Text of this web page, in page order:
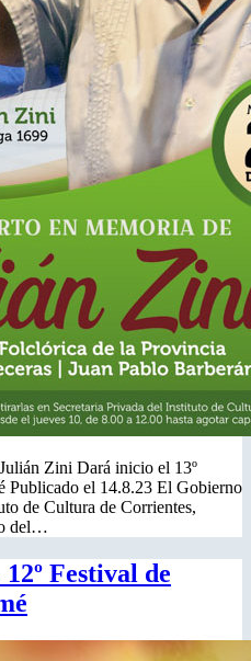
Zini Dará inicio el 13º
Publicado el 14.8.23 El Gobierno
de Cultura de Corrientes,
del…
Festival de